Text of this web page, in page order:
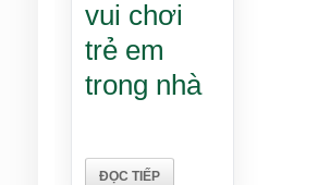
vui chơi
trẻ em
trong nhà
ĐỌC TIẾP